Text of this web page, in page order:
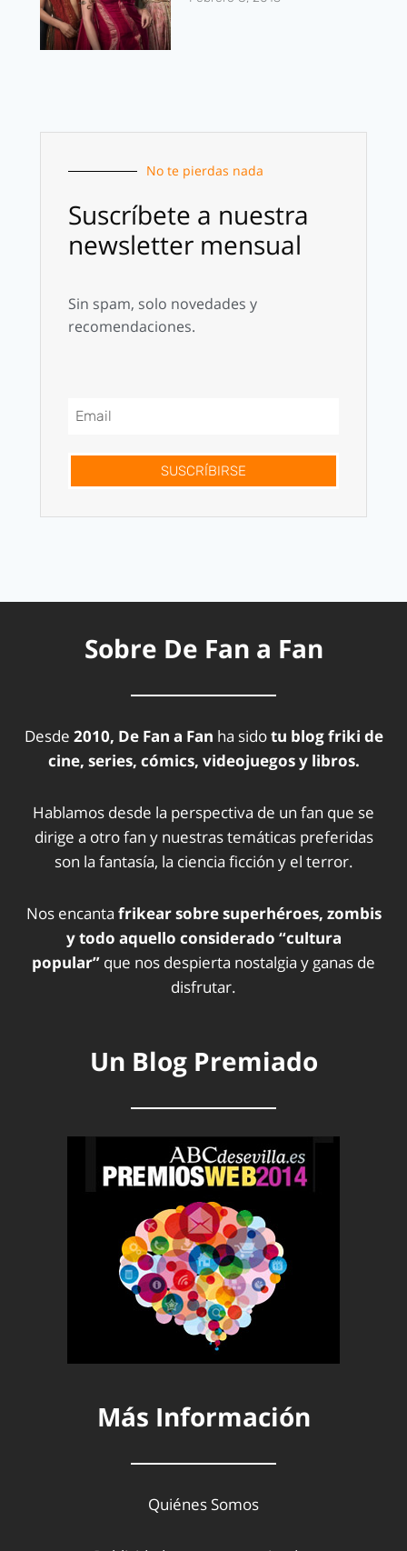
No te pierdas nada
Suscríbete a nuestra
newsletter mensual
Sin spam, solo novedades y
recomendaciones.
SUSCRÍBIRSE
Sobre De Fan a Fan
Desde 2010, De Fan a Fan ha sidotu blog friki de
cine, series, cómics, videojuegos y libros.
Hablamos desde la perspectiva de un fan que se
dirige a otro fan y nuestras temáticas preferidas
son la fantasía, la ciencia ficción y el terror.
Nos encanta frikear sobre superhéroes, zombis
y todo aquello considerado “cultura
popular” que nos despierta nostalgia y ganas de
disfrutar.
Un Blog Premiado
Más Información
Quiénes Somos